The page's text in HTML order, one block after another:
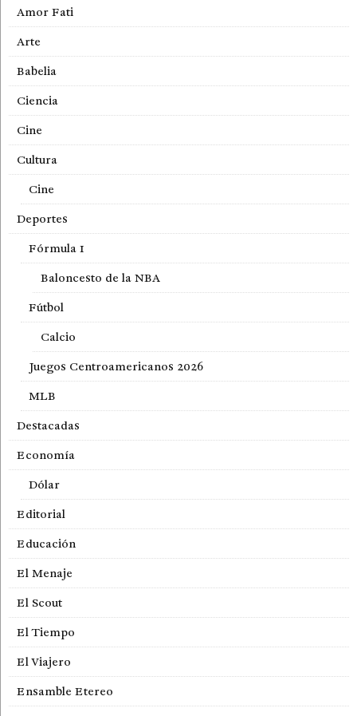
Amor Fati
Arte
Babelia
Ciencia
Cine
Cultura
Cine
Deportes
Fórmula 1
Baloncesto de la NBA
Fútbol
Calcio
Juegos Centroamericanos 2026
MLB
Destacadas
Economía
Dólar
Editorial
Educación
El Menaje
El Scout
El Tiempo
El Viajero
Ensamble Etereo